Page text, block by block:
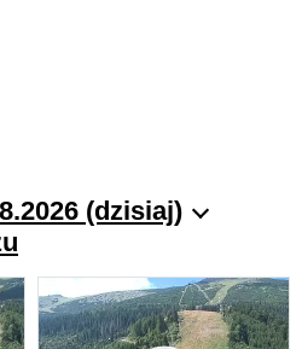
(dzisiaj)